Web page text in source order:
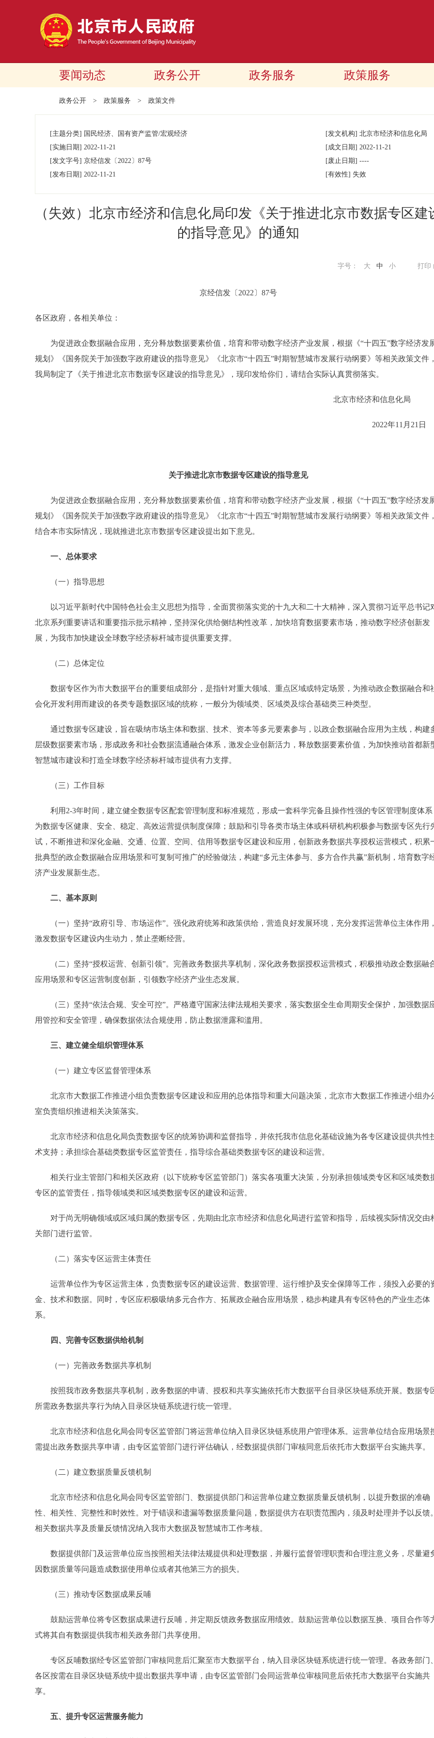
要闻动态 政务公开 政务服务 政策服务
政务公开 > 政策服务 > 政策文件
[主题分类] 国民经济、国有资产监管/宏观经济 [发文机构] 北京市经济和信息化局
[实施日期] 2022-11-21 [成文日期] 2022-11-21
[发文字号] 京经信发 〔2022〕 87号 [废止日期] ----
[发布日期] 2022-11-21 [有效性] 失效
（失效）北京市经济和信息化局印发《关于推进北京市数据专区建
的指导意见》的通知
打印
字号： 大 中 小
京经信发〔2022〕87号
各区政府，各相关单位：
为促进政企数据融合应用，充分释放数据要素价值，培育和带动数字经济产业发展，根据《“十四五”数字经济发
规划》《国务院关于加强数字政府建设的指导意见》《北京市“十四五”时期智慧城市发展行动纲要》等相关政策文件，
我局制定了《关于推进北京市数据专区建设的指导意见》，现印发给你们，请结合实际认真贯彻落实。
北京市经济和信息化
2022年11月21
关于推进北京市数据专区建设的指导意见
为促进政企数据融合应用，充分释放数据要素价值，培育和带动数字经济产业发展，根据《“十四五”数字经济发
规划》《国务院关于加强数字政府建设的指导意见》《北京市“十四五”时期智慧城市发展行动纲要》等相关政策文件，
结合本市实际情况，现就推进北京市数据专区建设提出如下意见。
一、总体要求
（一）指导思想
以习近平新时代中国特色社会主义思想为指导，全面贯彻落实党的十九大和二十大精神，深入贯彻习近平总书记
北京系列重要讲话和重要指示批示精神，坚持深化供给侧结构性改革，加快培育数据要素市场，推动数字经济创新发
展，为我市加快建设全球数字经济标杆城市提供重要支撑。
（二）总体定位
数据专区作为市大数据平台的重要组成部分，是指针对重大领域、重点区域或特定场景，为推动政企数据融合和
会化开发利用而建设的各类专题数据区域的统称，一般分为领域类、区域类及综合基础类三种类型。
通过数据专区建设，旨在吸纳市场主体和数据、技术、资本等多元要素参与，以政企数据融合应用为主线，构建
层级数据要素市场，形成政务和社会数据流通融合体系，激发企业创新活力，释放数据要素价值，为加快推动首都新
智慧城市建设和打造全球数字经济标杆城市提供有力支撑。
（三）工作目标
利用2-3年时间，建立健全数据专区配套管理制度和标准规范，形成一套科学完备且操作性强的专区管理制度体系
为数据专区健康、安全、稳定、高效运营提供制度保障；鼓励和引导各类市场主体或科研机构积极参与数据专区先行
试，不断推进和深化金融、交通、位置、空间、信用等数据专区建设和应用，创新政务数据共享授权运营模式，积累
批典型的政企数据融合应用场景和可复制可推广的经验做法，构建“多元主体参与、多方合作共赢”新机制，培育数字
济产业发展新生态。
二、基本原则
（一）坚持“政府引导、市场运作”。强化政府统筹和政策供给，营造良好发展环境，充分发挥运营单位主体作用，
激发数据专区建设内生动力，禁止垄断经营。
（二）坚持“授权运营、创新引领”。完善政务数据共享机制，深化政务数据授权运营模式，积极推动政企数据融
应用场景和专区运营制度创新，引领数字经济产业生态发展。
（三）坚持“依法合规、安全可控”。严格遵守国家法律法规相关要求，落实数据全生命周期安全保护，加强数据
用管控和安全管理，确保数据依法合规使用，防止数据泄露和滥用。
三、建立健全组织管理体系
（一）建立专区监督管理体系
北京市大数据工作推进小组负责数据专区建设和应用的总体指导和重大问题决策，北京市大数据工作推进小组办
室负责组织推进相关决策落实。
北京市经济和信息化局负责数据专区的统筹协调和监督指导，并依托我市信息化基础设施为各专区建设提供共性
术支持；承担综合基础类数据专区监管责任，指导综合基础类数据专区的建设和运营。
相关行业主管部门和相关区政府（以下统称专区监管部门）落实各项重大决策，分别承担领域类专区和区域类数
专区的监管责任，指导领域类和区域类数据专区的建设和运营。
对于尚无明确领域或区域归属的数据专区，先期由北京市经济和信息化局进行监管和指导，后续视实际情况交由
关部门进行监管。
（二）落实专区运营主体责任
运营单位作为专区运营主体，负责数据专区的建设运营、数据管理、运行维护及安全保障等工作，须投入必要的
金、技术和数据。同时，专区应积极吸纳多元合作方、拓展政企融合应用场景，稳步构建具有专区特色的产业生态体
系。
四、完善专区数据供给机制
（一）完善政务数据共享机制
按照我市政务数据共享机制，政务数据的申请、授权和共享实施依托市大数据平台目录区块链系统开展。数据专
所需政务数据共享行为纳入目录区块链系统进行统一管理。
北京市经济和信息化局会同专区监管部门将运营单位纳入目录区块链系统用户管理体系。运营单位结合应用场景
需提出政务数据共享申请，由专区监管部门进行评估确认，经数据提供部门审核同意后依托市大数据平台实施共享。
（二）建立数据质量反馈机制
北京市经济和信息化局会同专区监管部门、数据提供部门和运营单位建立数据质量反馈机制，以提升数据的准确
性、相关性、完整性和时效性。对于错误和遗漏等数据质量问题，数据提供方在职责范围内，须及时处理并予以反馈。
相关数据共享及质量反馈情况纳入我市大数据及智慧城市工作考核。
数据提供部门及运营单位应当按照相关法律法规提供和处理数据，并履行监督管理职责和合理注意义务，尽量避
因数据质量等问题造成数据使用单位或者其他第三方的损失。
（三）推动专区数据成果反哺
鼓励运营单位将专区数据成果进行反哺，并定期反馈政务数据应用绩效。鼓励运营单位以数据互换、项目合作等
式将其自有数据提供我市相关政务部门共享使用。
专区反哺数据经专区监管部门审核同意后汇聚至市大数据平台，纳入目录区块链系统进行统一管理。各政务部门、
各区按需在目录区块链系统中提出数据共享申请，由专区监管部门会同运营单位审核同意后依托市大数据平台实施共
享。
五、提升专区运营服务能力